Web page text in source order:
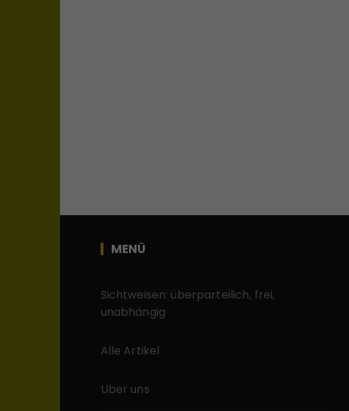
MENÜ
Sichtweisen: überparteilich, frei,
unabhängig
Alle Artikel
Über uns